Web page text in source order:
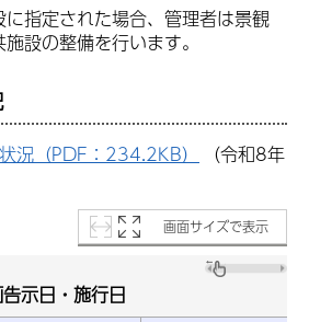
指定された場合、管理者は景観
設の整備を行います。
況（PDF：234.2KB）
（令和8年
画面サイズで表示
示日・施行日